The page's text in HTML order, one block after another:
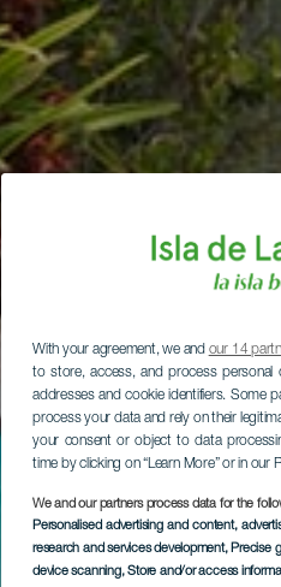
With your agreement, we and our 14
to store, access, and process
addresses and cookie identifiers. Some
process your data and rely on their
your consent or object to data
time by clicking on “Learn More” or in our
We and our partners process data for the
Personalised advertising and content,
research and services development, Precise
device scanning, Store and/or access